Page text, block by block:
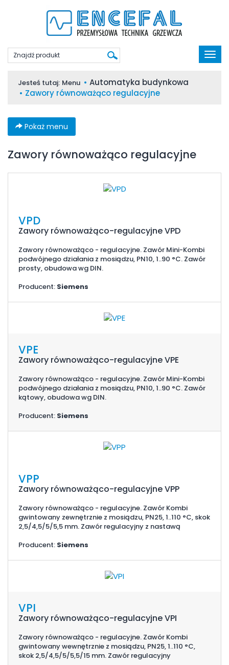
Jesteś tutaj: Menu
Automatyka budynkowa
Zawory równoważąco regulacyjne
Pokaż menu
Zawory równoważąco regulacyjne
VPD
Zawory równoważąco-regulacyjne VPD
Zawory równoważąco - regulacyjne. Zawór Mini-Kombi
podwójnego działania z mosiądzu, PN10, 1..90 °C. Zawór
prosty, obudowa wg DIN.
Producent: Siemens
VPE
Zawory równoważąco-regulacyjne VPE
Zawory równoważąco - regulacyjne. Zawór Mini-Kombi
podwójnego działania z mosiądzu, PN10, 1..90 °C. Zawór
kątowy, obudowa wg DIN.
Producent: Siemens
VPP
Zawory równoważąco-regulacyjne VPP
Zawory równoważąco - regulacyjne. Zawór Kombi
gwintowany zewnętrznie z mosiądzu, PN25, 1..110 °C, skok
2,5/4,5/5/5,5 mm. Zawór regulacyjny z nastawą
Producent: Siemens
VPI
Zawory równoważąco-regulacyjne VPI
Zawory równoważąco - regulacyjne. Zawór Kombi
gwintowany wewnętrznie z mosiądzu, PN25, 1..110 °C,
skok 2,5/4,5/5/5,5/15 mm. Zawór regulacyjny